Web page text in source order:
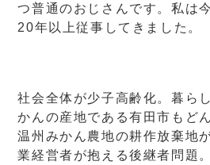
つ普通のおじさんです。私は
20年以上従事してきました。
社会全体が少子高齢化。暮ら
かんの産地である有田市もど
温州みかん農地の耕作放棄地
業経営者が抱える後継者問題